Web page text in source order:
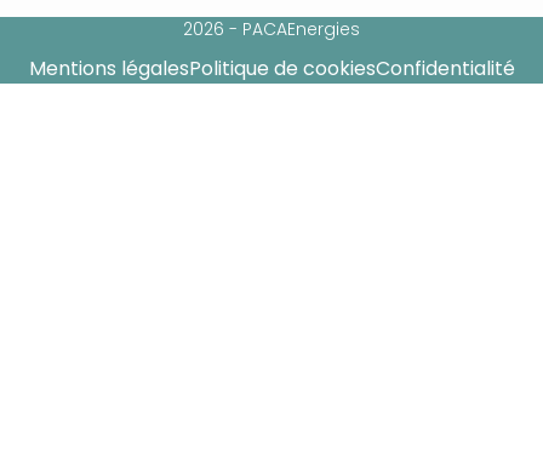
2026 - PACAEnergies
Mentions légalesPolitique de cookiesConfidentialité